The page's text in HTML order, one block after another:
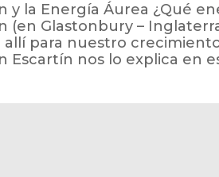
y la Energía Áurea ¿Qué
(en Glastonbury –
allí para nuestro
Escartín nos lo explica en